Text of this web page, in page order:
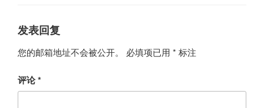
发表回复
您的邮箱地址不会被公开。 必填项已用 * 标注
评论*